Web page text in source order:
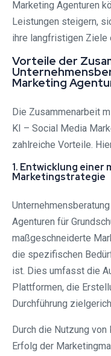
Marketing Agenturen
Leistungen steigern,
ihre langfristigen Ziele
Vorteile der
Marketing
Die Zusammenarbeit
KI – Social Media
zahlreiche Vorteile.
1. Entwicklung
Marketingstrategie
Agenturen für
maßgeschneiderte
die spezifischen
ist. Dies umfasst die
Plattformen, die
Durchführung
Durch die Nutzung von
Erfolg der